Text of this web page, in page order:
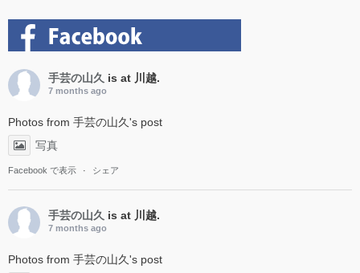
手芸の山久 is at 川越.
7 months ago
Photos from 手芸の山久's post
写真
Facebook で表示 · シェア
手芸の山久 is at 川越.
7 months ago
Photos from 手芸の山久's post